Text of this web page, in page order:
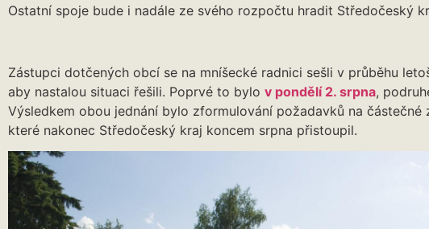
Ostatní spoje bude i nadále ze svého rozpočtu hradit Středočeský
Zástupci dotčených obcí se na mníšecké radnici sešli v průběhu
aby nastalou situaci řešili. Poprvé to bylo v pondělí 2. srpna,
Výsledkem obou jednání bylo zformulování požadavků na částečné
které nakonec Středočeský kraj koncem srpna přistoupil.